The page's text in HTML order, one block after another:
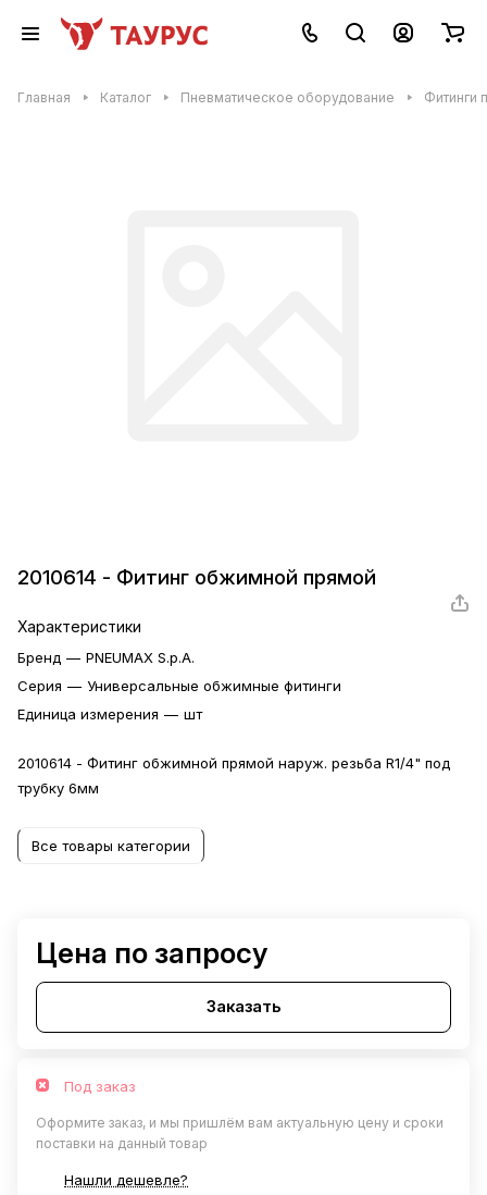
Главная Каталог Пневматическое оборудование Фитинги
2010614 - Фитинг обжимной прямой
Характеристики
Бренд — PNEUMAX S.p.A.
Серия — Универсальные обжимные фитинги
Единица измерения — шт
2010614 - Фитинг обжимной прямой наруж. резьба R1/4" под
трубку 6мм
Все товары категории
Цена по запросу
Заказать
Под заказ
Оформите заказ, и мы пришлём вам актуальную цену и сроки
поставки на данный товар
Нашли дешевле?